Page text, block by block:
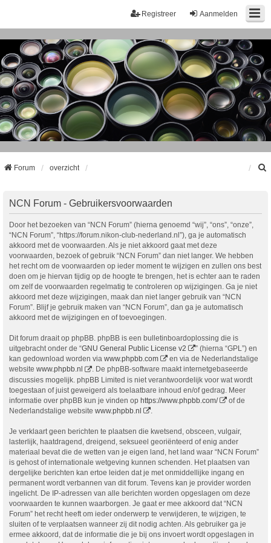
Aanmelden
Registreer
Forum overzicht
NCN Forum - Gebruikersvoorwaarden
Door het bezoeken van “NCN Forum” (hierna genoemd “wij”, “ons”, “onze”,
“NCN Forum”, “https://forum.nikon-club-nederland.nl”), ga je automatisch
akkoord met de voorwaarden. Als je niet akkoord gaat met deze
voorwaarden, bezoek of gebruik “NCN Forum” dan niet langer. We hebben
het recht om de voorwaarden op ieder moment te wijzigen en zullen ons best
doen om je hiervan tijdig op de hoogte te brengen, het is echter aan te raden
om zelf de voorwaarden regelmatig te controleren op wijzigingen. Ga je niet
akkoord met deze wijzigingen, maak dan niet langer gebruik van “NCN
Forum”. Blijf je gebruik maken van “NCN Forum”, dan ga je automatisch
akkoord met de wijzigingen en of toevoegingen.
Dit forum draait op phpBB. phpBB is een bulletinboardoplossing die is
uitgebracht onder de “GNU General Public License v2
” (hierna “GPL”) en
kan gedownload worden via www.phpbb.com
en via de Nederlandstalige
website www.phpbb.nl
. De phpBB-software maakt internetgebaseerde
discussies mogelijk. phpBB Limited is niet verantwoordelijk voor wat wordt
toegestaan of juist geweigerd als toelaatbare inhoud en/of gedrag. Meer
informatie over phpBB kun je vinden op https://www.phpbb.com/
of de
Nederlandstalige website www.phpbb.nl .
Je verklaart geen berichten te plaatsen die kwetsend, obsceen, vulgair,
lasterlijk, haatdragend, dreigend, seksueel georiënteerd of enig ander
materiaal bevat die de wetten van je eigen land, het land waar “NCN Forum”
is gehost of internationale wetgeving kunnen schenden. Het plaatsen van
dergelijke berichten kan ertoe leiden dat je met onmiddellijke ingang en
permanent wordt verbannen van dit forum. Tevens kan je provider worden
ingelicht. De IP-adressen van alle berichten worden opgeslagen om deze
voorwaarden te kunnen waarborgen. Je gaat er mee akkoord dat “NCN
Forum” het recht heeft om ieder onderwerp te verwijderen, te wijzigen, te
sluiten of te verplaatsen wanneer zij dit nodig achten. Als gebruiker ga je
ermee akkoord, dat de informatie die je bij ons invoert wordt opgeslagen in